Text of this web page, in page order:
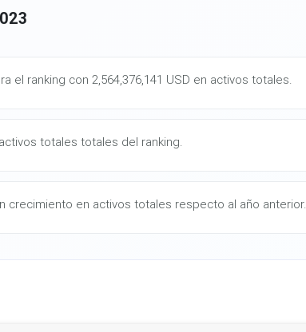
el ranking con 2,564,376,141 USD en activos totales.
totales totales del ranking.
crecimiento en activos totales respecto al año anterior.